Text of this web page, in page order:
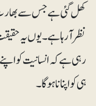
کھل گئی ہے جس سے بھارت
نظرآرہا ہے۔ یوں یہ
رہی ہے کہ انسانیت کو
ہی کو اپنانا ہوگا۔